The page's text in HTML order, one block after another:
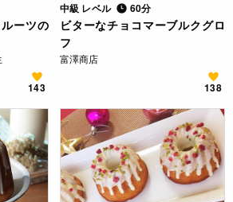
ーツの
143
中級 レベル 60分
ビターなチョコマーブルクグロ
フ
富澤商店
138